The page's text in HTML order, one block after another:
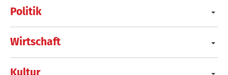
Politik
Wirtschaft